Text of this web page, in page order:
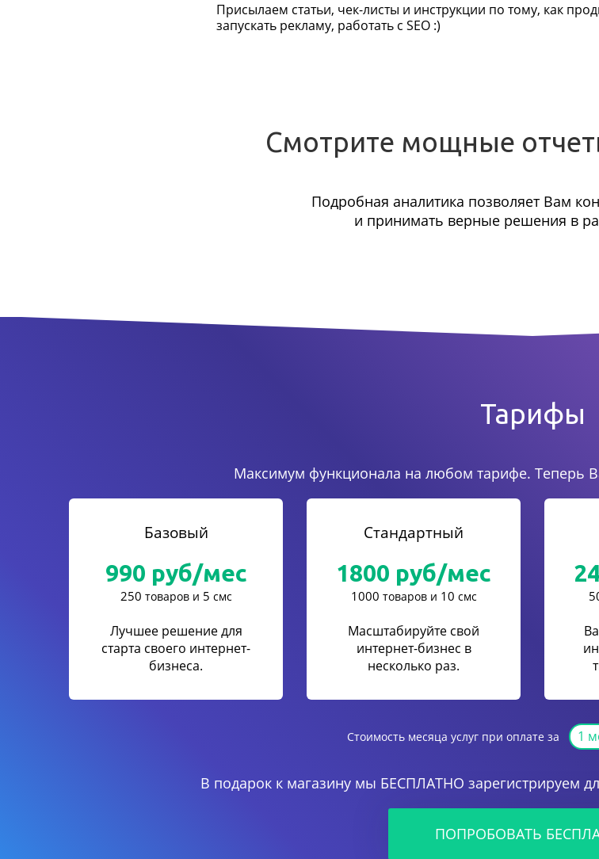
Присылаем статьи, чек-листы и инструкции по тому, как
запускать рекламу, работать с SEO :)
Смотрите мощные
Подробная аналитика позволяет Вам
и принимать верные решения в
Тарифы
Максимум функционала на любом тарифе. Теперь
Базовый
990 руб/мес
250 товаров и 5 смс
Лучшее решение для
старта своего интернет-
бизнеса.
Стандартный
1800 руб/мес
1000 товаров и 10 смс
Масштабируйте свой
интернет-бизнес в
несколько раз.
Стоимость месяца услуг при оплате за 1
В подарок к магазину мы БЕСПЛАТНО зарегистрируем
ПОПРОБОВАТЬ